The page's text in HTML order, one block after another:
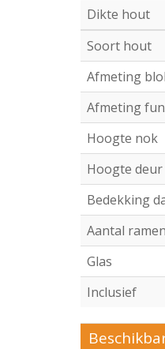
Dikte hout
Soort hout
Afmeting
Afmeting
Hoogte nok
Hoogte deur
Bedekking
Aantal ramen
Glas
Inclusief